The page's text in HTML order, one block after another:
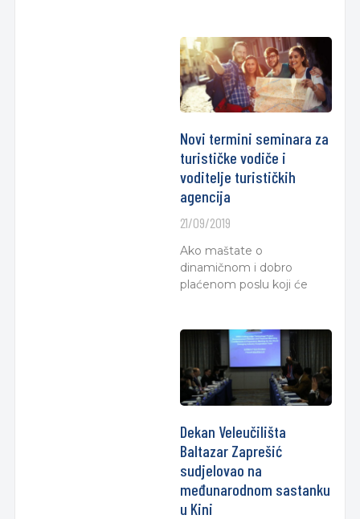
Novi termini seminara za
turističke vodiče i
voditelje turističkih
agencija
21/09/2019
Ako maštate o
dinamičnom i dobro
plaćenom poslu koji će
Dekan Veleučilišta
Baltazar Zaprešić
sudjelovao na
međunarodnom sastanku
u Kini